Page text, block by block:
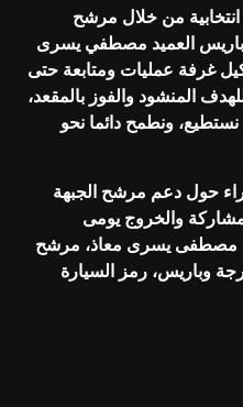
من خلال مرشح
وباريس العميد مصطفي يسرى
غرفة عمليات ومتابعة حتى
المنشود والفوز بالمقعد،
ونطمح دائما نحو
حول دعم مرشح الجبهة
والخروج يومى
مصطفى يسرى معاذ، مرشح
وباريس، رمز السيارة